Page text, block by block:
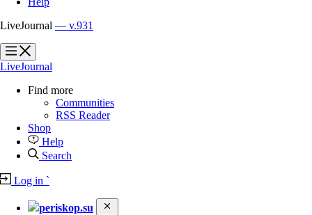
LiveJournal — v.931
?
?
LiveJournal
Find more
Communities
RSS Reader
Shop
Help
Search
Log in `
periskop.su